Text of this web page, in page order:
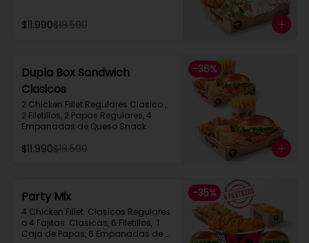
$11.990$18.590
-36%
Dupla Box Sandwich
Clasicos
2 Chicken Fillet Regulares Clasico ,
2 Filetillos, 2 Papas Regulares, 4
Empanadas de Queso Snack
$11.990$18.590
-35%
Party Mix
4 Chicken Fillet  Clasicos Regulares
o 4 Fajitas  Clasicas, 6 Filetillos,  1
Caja de Papas, 6 Empanadas de